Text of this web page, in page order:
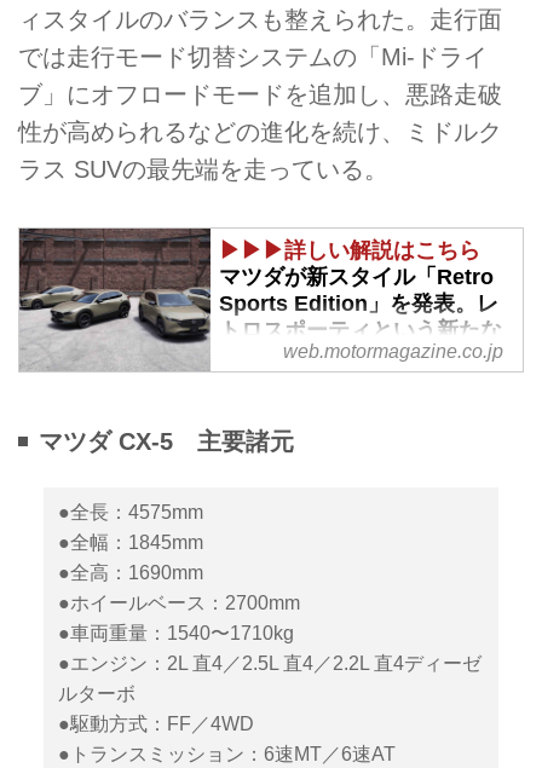
ィスタイルのバランスも整えられた。走行面
では走行モード切替システムの「Mi-ドライ
ブ」にオフロードモードを追加し、悪路走破
性が高められるなどの進化を続け、ミドルク
ラス SUVの最先端を走っている。
▶▶▶詳しい解説はこちら
マツダが新スタイル「Retro
Sports Edition」を発表。レ
トロスポーティという新たな
世界観を充実装備とともに演
カラーをはじめ個性際立つ特別仕
一歩進んだ上級感を演出してい
る。
web.motormagazine.co.jp
マツダ CX-5 主要諸元
●全長：4575mm
●全幅：1845mm
●全高：1690mm
●ホイールベース：2700mm
●車両重量：1540〜1710kg
●エンジン：2L 直4／2.5L 直4／2.2L 直4ディーゼ
ルターボ
●駆動方式：FF／4WD
●トランスミッション：6速MT／6速AT